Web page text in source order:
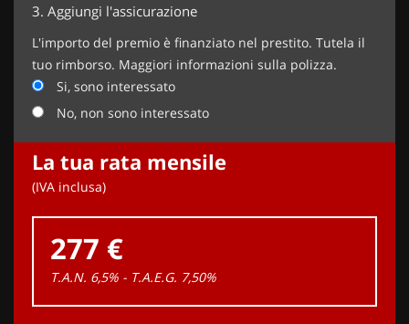
3. Aggiungi l'assicurazione
L'importo del premio è finanziato nel prestito. Tutela il
tuo rimborso. Maggiori informazioni sulla polizza.
Si, sono interessato
No, non sono interessato
La tua rata mensile
(IVA inclusa)
277 €
T.A.N. 6,5% - T.A.E.G. 7,50%